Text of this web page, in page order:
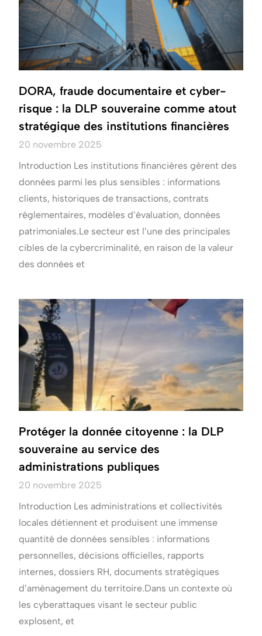
DORA, fraude documentaire et cyber-
risque : la DLP souveraine comme atout
stratégique des institutions financières
20 novembre 2025
Introduction Les institutions financières gèrent des
données parmi les plus sensibles : informations
clients, historiques de transactions, contrats
réglementaires, modèles d’évaluation, données
patrimoniales.Le secteur est l’une des principales
cibles de la cybercriminalité, en raison de la valeur
des données et
Protéger la donnée citoyenne : la DLP
souveraine au service des
administrations publiques
20 novembre 2025
Introduction Les administrations et collectivités
locales détiennent et produisent une immense
quantité de données sensibles : informations
personnelles, décisions officielles, rapports
internes, dossiers RH, documents stratégiques
d’aménagement du territoire.Dans un contexte où
les cyberattaques visant le secteur public
explosent, et